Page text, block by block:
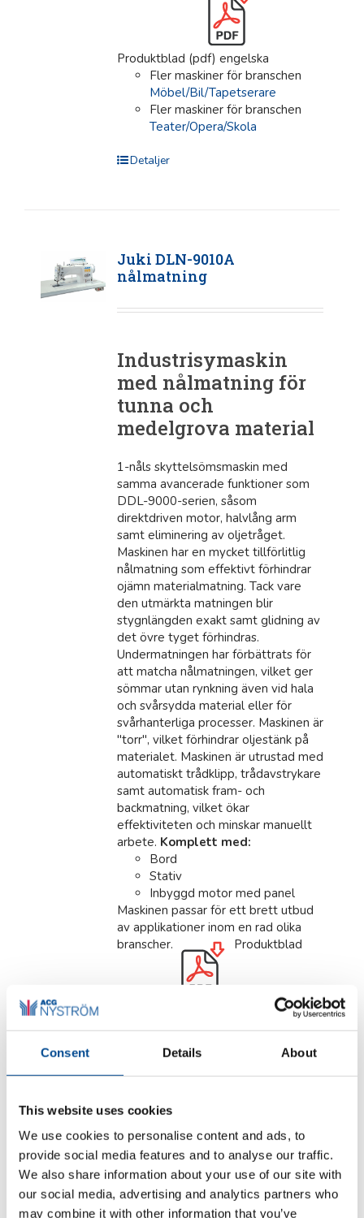
Consent Details About
This website uses cookies
We use cookies to personalise content and ads, to
provide social media features and to analyse our traffic.
We also share information about your use of our site with
our social media, advertising and analytics partners who
may combine it with other information that you’ve
Produktblad (pdf) engelska
Fler maskiner för branschen
Möbel/Bil/Tapetserare
Fler maskiner för branschen
Teater/Opera/Skola
Detaljer
Juki DLN-9010A
nålmatning
Industrisymaskin
med nålmatning för
tunna och
medelgrova material
1-nåls skyttelsömsmaskin med
samma avancerade funktioner som
DDL-9000-serien, såsom
direktdriven motor, halvlång arm
samt eliminering av oljetråget.
Maskinen har en mycket tillförlitlig
nålmatning som effektivt förhindrar
ojämn materialmatning. Tack vare
den utmärkta matningen blir
stygnlängden exakt samt glidning av
det övre tyget förhindras.
Undermatningen har förbättrats för
att matcha nålmatningen, vilket ger
sömmar utan rynkning även vid hala
och svårsydda material eller för
svårhanterliga processer. Maskinen är
"torr", vilket förhindrar oljestänk på
materialet. Maskinen är utrustad med
automatiskt trådklipp, trådavstrykare
samt automatisk fram- och
backmatning, vilket ökar
effektiviteten och minskar manuellt
arbete. Komplett med:
Bord
Stativ
Inbyggd motor med panel
Maskinen passar för ett brett utbud
av applikationer inom en rad olika
branscher.
Produktblad
Detaljer
Juki DDL-9000C Serien